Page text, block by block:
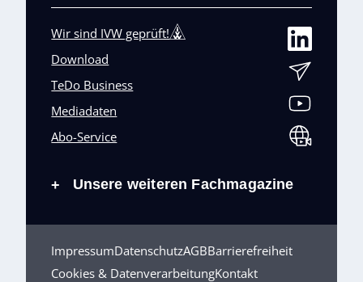
Wir sind IVW geprüft!
Download
TeDo Business
Mediadaten
Abo-Service
+ Unsere weiteren Fachmagazine
ImpressumDatenschutzAGBBarrierefreiheit
Cookies & DatenverarbeitungKontakt